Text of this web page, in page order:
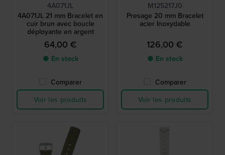
4A071JL
4A071JL 21 mm Bracelet en
cuir brun avec boucle
déployante en argent
64,00 €
● En stock
Comparer
Voir les produits
M125217J0
Presage 20 mm Bracelet
acier Inoxydable
126,00 €
● En stock
Comparer
Voir les produits